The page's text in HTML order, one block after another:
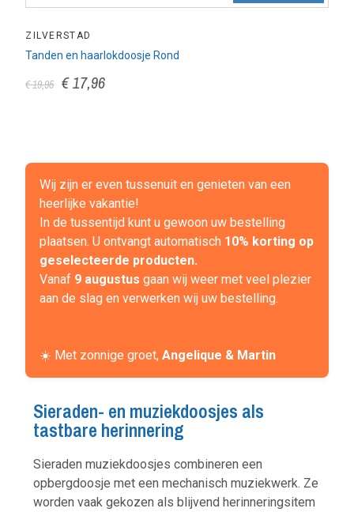
ZILVERSTAD
Tanden en haarlokdoosje Rond
€ 19,95 € 17,96
Wij zijn er even tussenuit en genieten van een
heerlijke vakantie!
In de tussentijd kunt u gewoon uw bestelling
plaatsen. U ontvangt automatisch 10% korting op
geselecteerde producten.
Vanaf 9 augustus gaan wij weer met veel plezier
aan de slag en verwerken wij uw bestelling.
☀️ Met zonnige groet,Angelique & Martin
Sieraden- en muziekdoosjes als
tastbare herinnering
Sieraden muziekdoosjes combineren een
opbergdoosje met een mechanisch muziekwerk. Ze
worden vaak gekozen als blijvend herinneringsitem